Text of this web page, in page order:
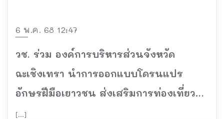
6 พ.ค. 68 12:47
วช. ร่วม องค์การบริหารส่วนจังหวัด
ฉะเชิงเทรา นำการออกแบบโดรนแปร
อักษรฝีมือเยาวชน ส่งเสริมการท่องเที่ยว
จังหวัด ในงาน “มหกรรมอาหารและ OTOP
[…]